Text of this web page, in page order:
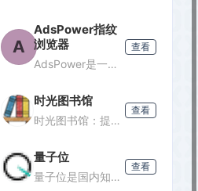
A
AdsPower指纹
浏览器
AdsPower是一款专业的指纹浏览器，支持多账号防关联管理，适用于跨境电商、广告投放、社媒营销等场景，提供独立浏览器环境，降低封号风险。
查看
时光图书馆
时光图书馆：提供经典珍藏图书、照片、杂志等文化资源的数字平台。
查看
量子位
量子位是国内知名的科技媒体，专注于人工智能领域，提供最新AI资讯、行业分析和深度报道，是了解AI发展的重要窗口。
查看